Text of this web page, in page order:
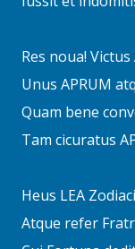
Res noua! Victus
Unus APRUM
Quam bene
Tam cicuratus
Heus LEA
Atque refer